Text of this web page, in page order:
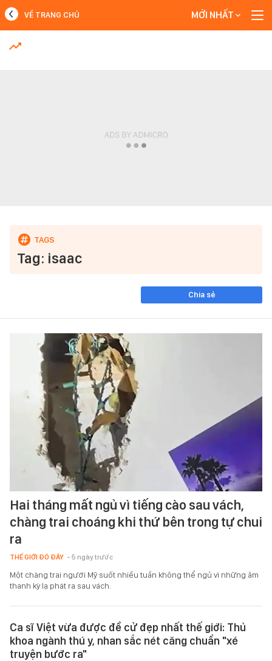
MỚI NHẤT
VỀ TRANG CHỦ MỚI NHẤT
Tag: isaac
Chia sẻ
Hai tháng mất ngủ vì tiếng cào sau vách,
chàng trai choáng khi thứ bên trong tự chui
ra
THẾ GIỚI ĐÓ ĐÂY - 5 ngày trước
Một chàng trai người Mỹ suốt nhiều tuần không thể ngủ vì những âm
thanh kỳ lạ phát ra sau vách.
Ca sĩ Việt vừa được đề cử đẹp nhất thế giới: Thủ
khoa ngành thú y, nhan sắc nét căng chuẩn "xé
truyện bước ra"